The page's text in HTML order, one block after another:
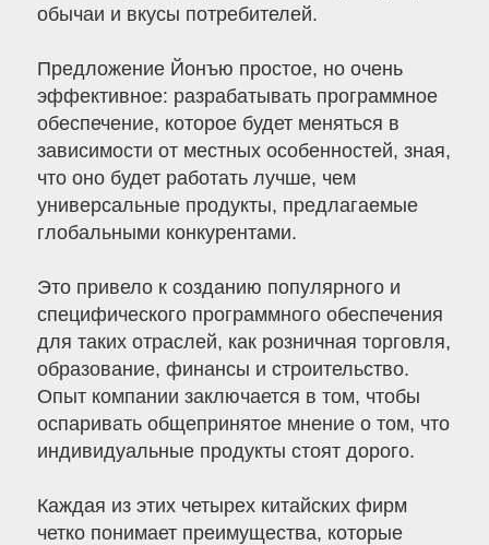
обычаи и вкусы потребителей.
Предложение Йонъю простое, но очень
эффективное: разрабатывать программное
обеспечение, которое будет меняться в
зависимости от местных особенностей, зная,
что оно будет работать лучше, чем
универсальные продукты, предлагаемые
глобальными конкурентами.
Это привело к созданию популярного и
специфического программного обеспечения
для таких отраслей, как розничная торговля,
образование, финансы и строительство.
Опыт компании заключается в том, чтобы
оспаривать общепринятое мнение о том, что
индивидуальные продукты стоят дорого.
Каждая из этих четырех китайских фирм
четко понимает преимущества, которые